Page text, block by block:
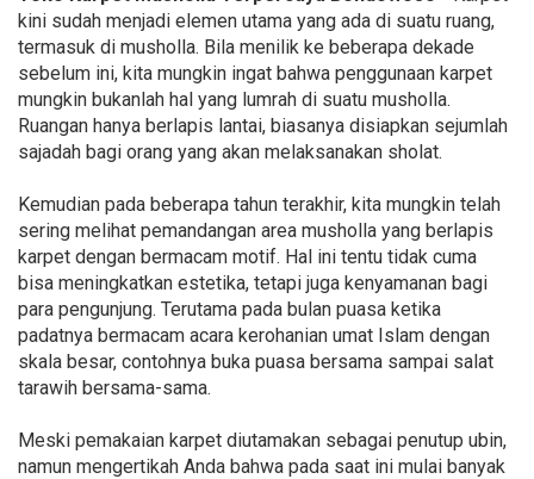
kini sudah menjadi elemen utama yang ada di suatu ruang,
termasuk di musholla. Bila menilik ke beberapa dekade
sebelum ini, kita mungkin ingat bahwa penggunaan karpet
mungkin bukanlah hal yang lumrah di suatu musholla.
Ruangan hanya berlapis lantai, biasanya disiapkan sejumlah
sajadah bagi orang yang akan melaksanakan sholat.
Kemudian pada beberapa tahun terakhir, kita mungkin telah
sering melihat pemandangan area musholla yang berlapis
karpet dengan bermacam motif. Hal ini tentu tidak cuma
bisa meningkatkan estetika, tetapi juga kenyamanan bagi
para pengunjung. Terutama pada bulan puasa ketika
padatnya bermacam acara kerohanian umat Islam dengan
skala besar, contohnya buka puasa bersama sampai salat
tarawih bersama-sama.
Meski pemakaian karpet diutamakan sebagai penutup ubin,
namun mengertikah Anda bahwa pada saat ini mulai banyak